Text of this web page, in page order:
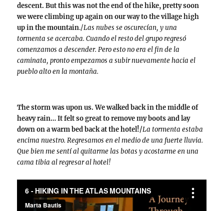
descent. But this was not the end of the hike, pretty soon
we were climbing up again on our way to the village high
up in the mountain./Las nubes se oscurecían, y una
tormenta se acercaba. Cuando el resto del grupo regresó
comenzamos a descender. Pero esto no era el fin de la
caminata, pronto empezamos a subir nuevamente hacia el
pueblo alto en la montaña.
The storm was upon us. We walked back in the middle of
heavy rain… It felt so great to remove my boots and lay
down on a warm bed back at the hotel!/La tormenta estaba
encima nuestro. Regresamos en el medio de una fuerte lluvia.
Que bien me sentí al quitarme las botas y acostarme en una
cama tibia al regresar al hotel!